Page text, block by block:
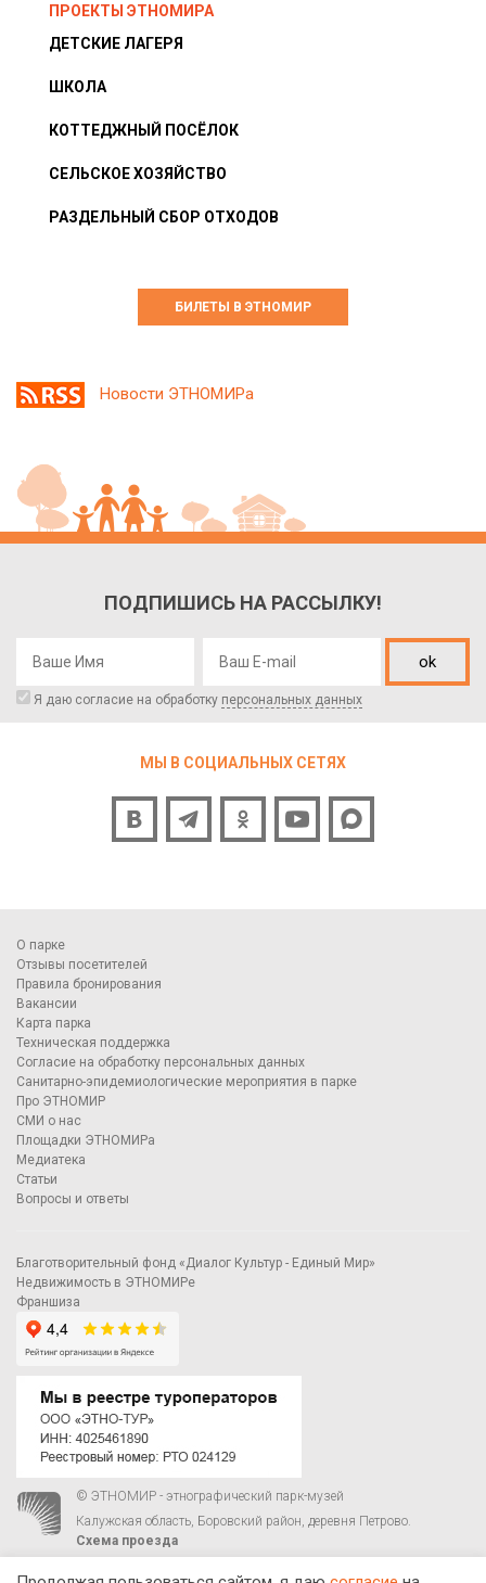
ПРОЕКТЫ ЭТНОМИРА
ДЕТСКИЕ ЛАГЕРЯ
ШКОЛА
КОТТЕДЖНЫЙ ПОСЁЛОК
СЕЛЬСКОЕ ХОЗЯЙСТВО
РАЗДЕЛЬНЫЙ СБОР ОТХОДОВ
БИЛЕТЫ В ЭТНОМИР
Новости ЭТНОМИРа
ПОДПИШИСЬ НА РАССЫЛКУ!
ok
Я даю согласие на обработку персональных данных
МЫ В СОЦИАЛЬНЫХ СЕТЯХ
О парке
Отзывы посетителей
Правила бронирования
Вакансии
Карта парка
Техническая поддержка
Согласие на обработку персональных данных
Санитарно-эпидемиологические мероприятия в парке
Про ЭТНОМИР
СМИ о нас
Площадки ЭТНОМИРа
Медиатека
Статьи
Вопросы и ответы
Благотворительный фонд «Диалог Культур - Единый Мир»
Недвижимость в ЭТНОМИРе
Франшиза
© ЭТНОМИР - этнографический парк-музей
Калужская область, Боровский район, деревня Петрово.
Схема проезда